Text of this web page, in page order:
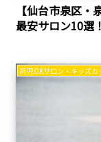
【仙台市泉区
最安サロン10選！
託児OKサロン・キッズカ